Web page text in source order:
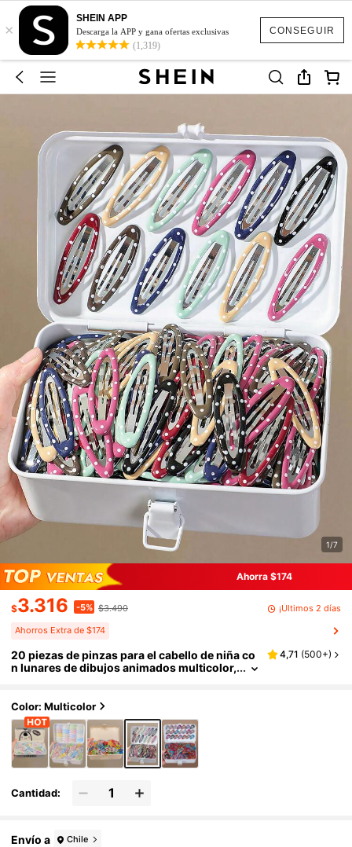
CONSEGUIR
×
SHEIN APP
Descarga la APP y gana ofertas exclusivas
(1,319)
1/7
Ahorra $174
$3.316 -5% $3.490 ¡Últimos 2 días
Ahorros Extra de $174
20 piezas de pinzas para el cabello de niña co
n lunares de dibujos animados multicolor,
nzas para el flequillo, pinzas para cabello suel
to para uso diario
4,71 (500+)
Color: Multicolor
Cantidad:
Envío a Chile